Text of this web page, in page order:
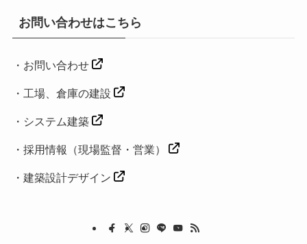
お問い合わせはこちら
・ お問い合わせ
・工場、倉庫の建設
・ システム建築
・ 採用情報（現場監督・営業）
・ 建築設計デザイン